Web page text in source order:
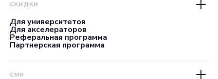
СКИДКИ
Для университетов
Для акселераторов
Реферальная программа
Партнерская программа
СМИ